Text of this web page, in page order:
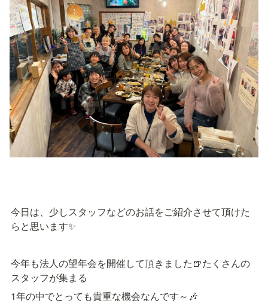
今日は、少しスタッフなどのお話をご紹介させて頂けた
らと思います✨
今年も法人の望年会を開催して頂きました🍺たくさんの
スタッフが集まる
1年の中でとっても貴重な機会なんです～🎶